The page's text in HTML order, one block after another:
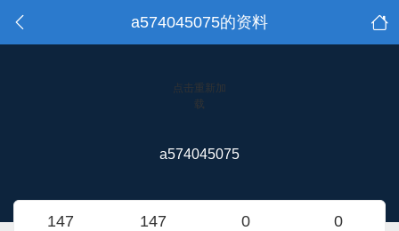
a574045075的资料
点击重新加
载
a574045075
147 147 0 0